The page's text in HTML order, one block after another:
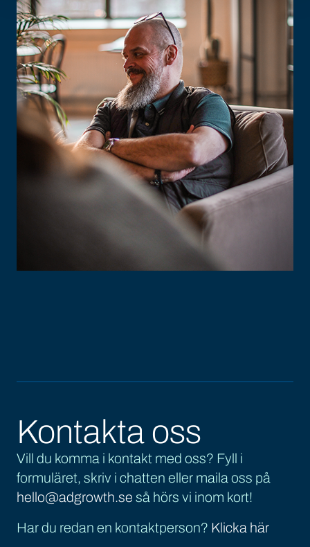
Kontakta oss
Vill du komma i kontakt med oss? Fyll i
formuläret, skriv i chatten eller maila oss på
hello@adgrowth.se så hörs vi inom kort!
Har du redan en kontaktperson? Klicka här